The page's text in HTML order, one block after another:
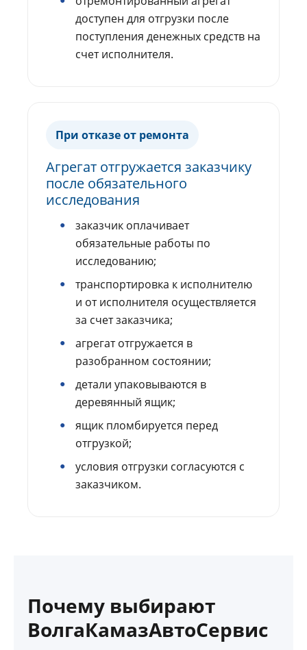
доступен для отгрузки после
поступления денежных средств на
счет исполнителя.
При отказе от ремонта
Агрегат отгружается заказчику
после обязательного
исследования
заказчик оплачивает
обязательные работы по
исследованию;
транспортировка к исполнителю
и от исполнителя осуществляется
за счет заказчика;
агрегат отгружается в
разобранном состоянии;
детали упаковываются в
деревянный ящик;
ящик пломбируется перед
отгрузкой;
условия отгрузки согласуются с
заказчиком.
Почему выбирают
ВолгаКамазАвтоСервис